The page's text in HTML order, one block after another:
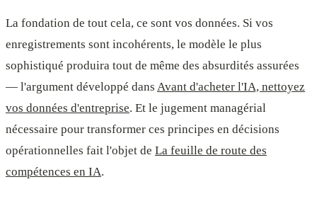
La fondation de tout cela, ce sont vos données. Si vos
enregistrements sont incohérents, le modèle le plus
sophistiqué produira tout de même des absurdités assurées
— l'argument développé dans Avant d'acheter l'IA, nettoyez
vos données d'entreprise. Et le jugement managérial
nécessaire pour transformer ces principes en décisions
opérationnelles fait l'objet de La feuille de route des
compétences en IA.